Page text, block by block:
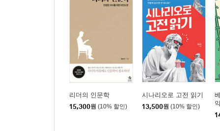
리더의 인문학
15,300원 (10% 할인)
시나리오로 고전 읽기
13,500원 (10% 할인)